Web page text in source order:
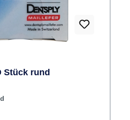
Stück rund